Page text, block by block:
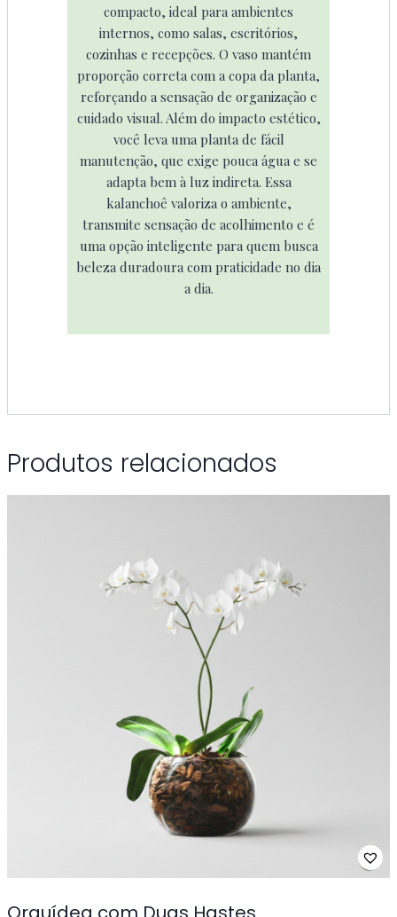
compacto, ideal para ambientes
internos, como salas, escritórios,
cozinhas e recepções. O vaso mantém
proporção correta com a copa da planta,
reforçando a sensação de organização e
cuidado visual. Além do impacto estético,
você leva uma planta de fácil
manutenção, que exige pouca água e se
adapta bem à luz indireta. Essa
kalanchoê valoriza o ambiente,
transmite sensação de acolhimento e é
uma opção inteligente para quem busca
beleza duradoura com praticidade no dia
a dia.
Produtos relacionados